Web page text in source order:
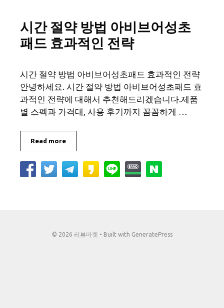
시간 절약 방법 아비브어성초
패드 효과적인 전략
시간 절약 방법 아비브어성초패드 효과적인 전략
안녕하세요. 시간 절약 방법 아비브어성초패드 효
과적인 전략에 대해서 추천해드리겠습니다.제품
별 스펙과 가격대, 사용 후기까지 꼼꼼하게 …
Read more
© 2026 리뷰마켓 • Built with GeneratePress